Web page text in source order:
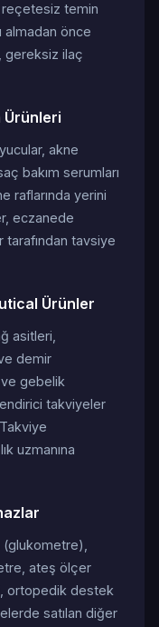
temin
almadan önce
gereksiz ilaç
Ürünleri
akne
bakım serumları
raflarında yerini
eczanede
tarafından tavsiye
Ürünler
asitleri,
demir
gebelik
takviyeler
uzmanına
ateş ölçer
ortopedik destek
satılan diğer